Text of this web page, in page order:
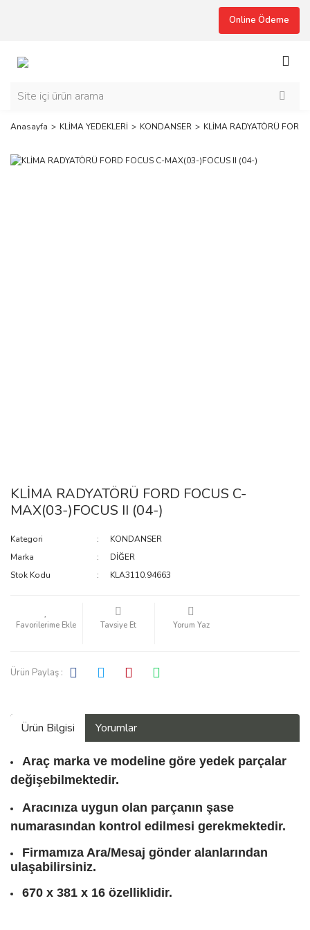
Online Ödeme
Anasayfa KLİMA YEDEKLERİ KONDANSER KLİMA RADYATÖRÜ
KLİMA RADYATÖRÜ FORD FOCUS C-
MAX(03-)FOCUS II (04-)
Kategori
KONDANSER
Marka
DİĞER
Stok Kodu
KLA3110.94663
Tavsiye Et Yorum Yaz
Ürün Paylaş :
Ürün Bilgisi Yorumlar
Araç marka ve modeline göre yedek parçalar
değişebilmektedir.
Aracınıza uygun olan parçanın şase
numarasından kontrol edilmesi gerekmektedir.
Firmamıza Ara/Mesaj gönder alanlarından
ulaşabilirsiniz.
670 x 381 x 16 özelliklidir.